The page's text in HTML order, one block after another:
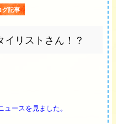
グ記事
リストさん！？
ースを見ました。